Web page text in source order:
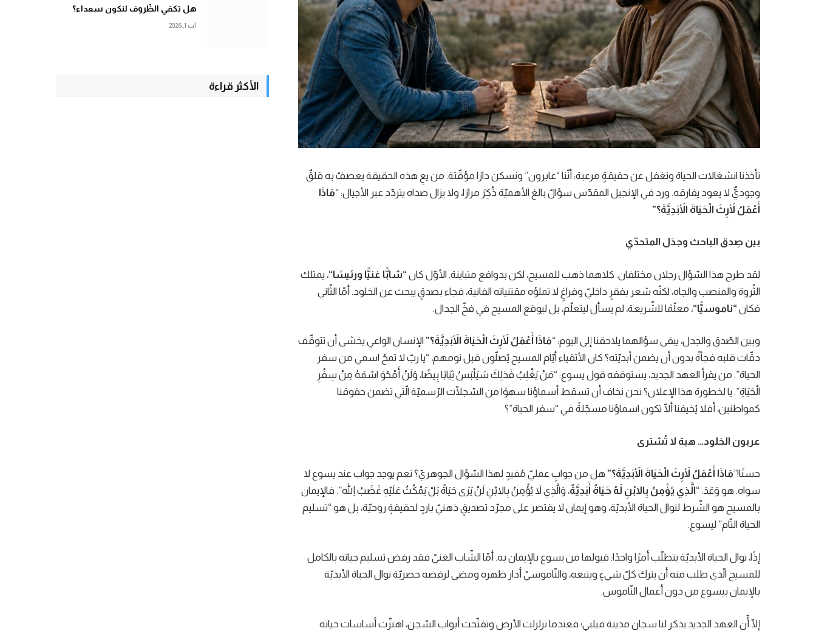
تأخذنا انشغالات الحياة ونغفل عن حقيقةٍ مرعبة: أنّنا “عابرون” ونسكن دارًا مؤقّتة. من يعِ هذه الحقيقة يعصفْ به قلقٌ
وجوديٌّ لا يعود يفارقه. ورد في الإنجيل المقدّس سؤالٌ بالغ الأهميّة ذُكِرَ مرارًا، ولا يزال صداه يتردّد عبر الأجيال: “مَاذَا
أَعْمَلُ لأَرِثَ الْحَيَاةَ الأَبَدِيَّةَ؟”
بين صِدق الباحث وجدَل المتحدّي
لقد طرح هذا السّؤال رجلان مختلفان. كلاهما ذهب للمسيح، لكن بدوافع متباينة. الأوّل كان“شابًّا غنيًّا ورئيسًا“، يمتلك
الثّروة والمنصب والجاه، لكنّه شعر بفقرٍ داخليّ وفراغٍ لا تملؤه مقتنياته الفانية، فجاء بصدقٍ يبحث عن الخلود. أمّا الثّاني
فكان“ناموسيًّا“، معلّمًا للشّريعة، لم يسأل ليتعلّم، بل ليوقع المسيح في فخّ الجدال.
وبين الصّدق والجدل، يبقى سؤالهما يلاحقنا إلى اليوم: “مَاذَا أَعْمَلُ لأَرِثَ الْحَيَاةَ الأَبَدِيَّةَ؟” الإنسان الواعي يخشى أن تتوقّف
دقّات قلبه فجأةً بدون أن يضمن أبديّته؟ كان الأتقياء أيّام المسيح يُصلّون قبل نومهم، “يا ربّ لا تمحُ اسمي من سفر
الحياة”. من يقرأ العهد الجديد، يستوقفه قول يسوع: “مَنْ يَغْلِبُ فَذلِكَ سَيَلْبَسُ ثِيَابًا بِيضًا، وَلَنْ أَمْحُوَ اسْمَهُ مِنْ سِفْرِ
الْحَيَاةِ”. يا لخطورة هذا الإعلان؟ نحن نخاف أن تسقط أسماؤنا سهوًا من السّجلّات الرّسميّة الّتي تضمن حقوقنا
كمواطنين، أفلا يُخيفنا ألّا تكون اسماؤنا مسجّلةً في “سفر الحياة”؟
عربون الخلود… هبة لا تُشترى
حسنًا!”مَاذَا أَعْمَلُ لأَرِثَ الْحَيَاةَ الأَبَدِيَّةَ؟” هل من جوابٍ عمليّ مُفيدٍ لهذا السّؤال الجوهريّ؟ نعم يوجد جواب عند يسوع لا
سواه. هو وَعَدَ: “الَّذِي يُؤْمِنُ بِالابْنِ لَهُ حَيَاةٌ أَبَدِيَّةٌ، وَالَّذِي لاَ يُؤْمِنُ بِالابْنِ لَنْ يَرَى حَيَاةً بَلْ يَمْكُثُ عَلَيْهِ غَضَبُ اللهِ”. فالإيمان
بالمسيح هو الشّرط لنوال الحياة الأبديّة، وهو إيمان لا يقتصر على مجرّد تصديقٍ ذهنيّ باردٍ لحقيقةٍ روحيّة، بل هو “تسليم
الحياة التّام” ليسوع.
إذًا، نوال الحياة الأبديّة يتطلّب أمرًا واحدًا: قبولها من يسوع بالإيمان به. أمّا الشّاب الغنيّ فقد رفض تسليم حياته بالكامل
للمسيح الّذي طلب منه أن يترك كلّ شيءٍ ويتبعه، والنّاموسيّ أدار ظهره ومضى لرفضه حصريّة نوال الحياة الأبديّة
بالإيمان بيسوع من دون أعمال النّاموس.
إلّا أّن العهد الجديد يذكر لنا سجان مدينة فيلبي؛ فعندما تزلزلت الأرض وتفتّحت أبواب السّجن، اهتزّت أساسات حياته
هل تكفي الظّروف لنكون سعداء؟
آب 1, 2026
الأكثر قراءة